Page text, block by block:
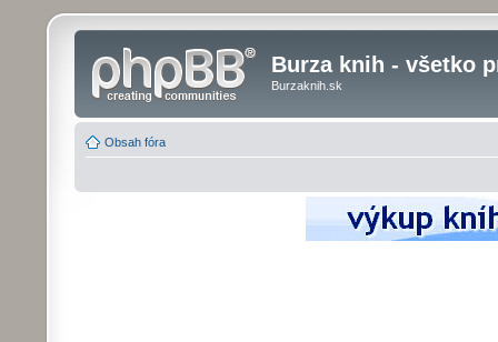
Burza knih - všetko
Burzaknih.sk
Obsah fóra